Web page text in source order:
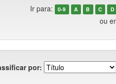
Ir para: 0-9 A B C D
ou
por: